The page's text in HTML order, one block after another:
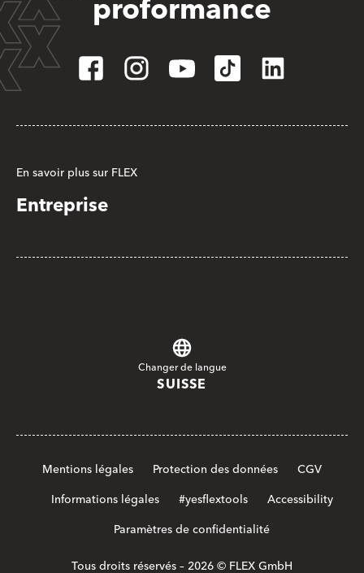
En savoir plus sur FLEX
Entreprise
Changer de langue
SUISSE
Mentions légales Protection des données
CGV
Informations légales
#yesflextools
Accessibility
Paramètres de confidentialité
Tous droits réservés – 2026 © FLEX GmbH